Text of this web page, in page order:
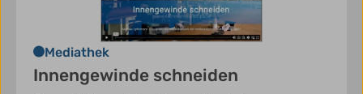
Mediathek
Innengewinde schneiden